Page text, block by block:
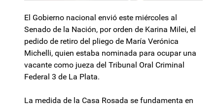
El Gobierno nacional envió este miércoles al
Senado de la Nación, por orden de Karina Milei, el
pedido de retiro del pliego de María Verónica
Michelli, quien estaba nominada para ocupar una
vacante como jueza del Tribunal Oral Criminal
Federal 3 de La Plata.
La medida de la Casa Rosada se fundamenta en